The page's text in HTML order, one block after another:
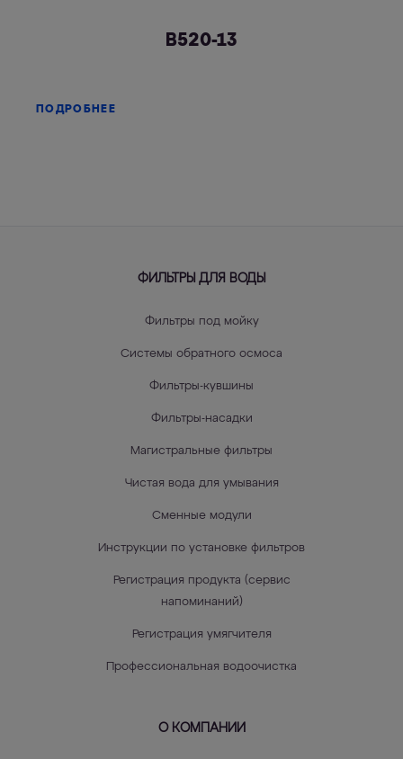
В520-13
ПОДРОБНЕЕ
ФИЛЬТРЫ ДЛЯ ВОДЫ
Фильтры под мойку
Системы обратного осмоса
Фильтры-кувшины
Фильтры-насадки
Магистральные фильтры
Чистая вода для умывания
Сменные модули
Инструкции по установке фильтров
Регистрация продукта (сервис
напоминаний)
Регистрация умягчителя
Профессиональная водоочистка
О КОМПАНИИ